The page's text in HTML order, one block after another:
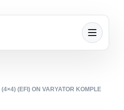
(EFI) ON VARYATOR KOMPLE